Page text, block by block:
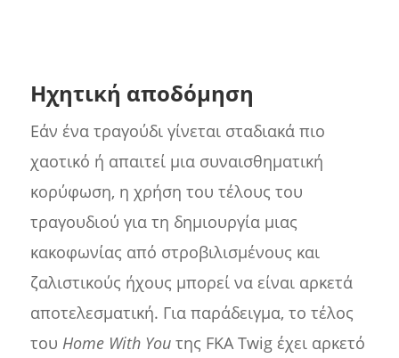
Ηχητική αποδόμηση
Εάν ένα τραγούδι γίνεται σταδιακά πιο
χαοτικό ή απαιτεί μια συναισθηματική
κορύφωση, η χρήση του τέλους του
τραγουδιού για τη δημιουργία μιας
κακοφωνίας από στροβιλισμένους και
ζαλιστικούς ήχους μπορεί να είναι αρκετά
αποτελεσματική. Για παράδειγμα, το τέλος
του Home With Youτης FKA Twig έχει αρκετό